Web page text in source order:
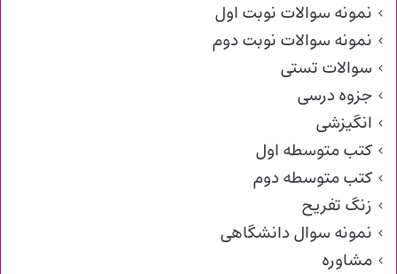
نمونه سوالات نوبت اول
نمونه سوالات نوبت دوم
سوالات تستی
جزوه درسی
انگیزشی
کتب متوسطه اول
کتب متوسطه دوم
زنگ تفریح
نمونه سوال دانشگاهی
مشاوره